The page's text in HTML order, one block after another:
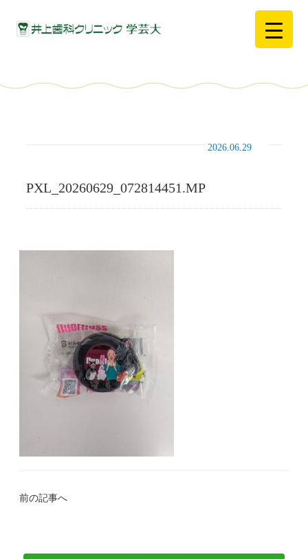
2026.06.29
PXL_20260629_072814451.MP
前の記事へ